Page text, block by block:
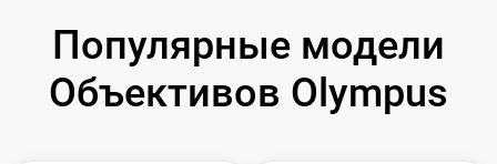
Популярные модели
Объективов Olympus